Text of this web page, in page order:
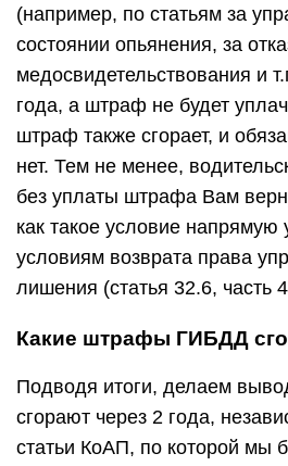
(например, по статьям за
состоянии опьянения, за
медосвидетельствования и
года, а штраф не будет
штраф также сгорает, и
нет. Тем не менее,
без уплаты штрафа Вам
как такое условие напрямую
условиям возврата права
лишения (статья 32.6, часть
Какие штрафы ГИБДД
Подводя итоги, делаем
сгорают через 2 года,
статьи КоАП, по которой мы